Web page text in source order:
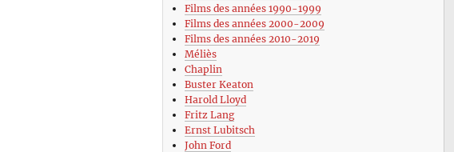
Films des années 1990-1999
Films des années 2000-2009
Films des années 2010-2019
Méliès
Chaplin
Buster Keaton
Harold Lloyd
Fritz Lang
Ernst Lubitsch
John Ford